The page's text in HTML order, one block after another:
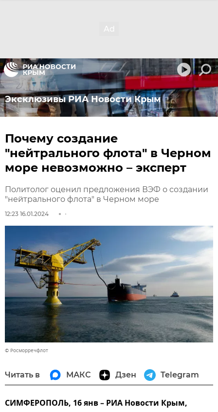
Эксклюзивы РИА Новости Крым
Почему создание
"нейтрального флота" в Черном
море невозможно – эксперт
Политолог оценил предложения ВЭФ о создании
"нейтрального флота" в Черном море
12:23 16.01.2024
© Росморречфлот
Читать в МАКС Дзен Telegram
СИМФЕРОПОЛЬ, 16 янв – РИА Новости Крым,